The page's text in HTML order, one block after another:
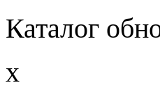
Каталог
x